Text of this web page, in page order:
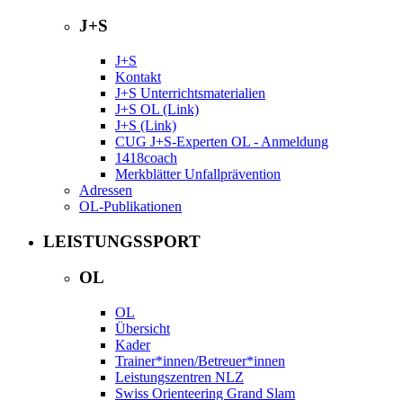
J+S
J+S
Kontakt
J+S Unterrichtsmaterialien
J+S OL (Link)
J+S (Link)
CUG J+S-Experten OL - Anmeldung
1418coach
Merkblätter Unfallprävention
Adressen
OL-Publikationen
LEISTUNGSSPORT
OL
OL
Übersicht
Kader
Trainer*innen/Betreuer*innen
Leistungszentren NLZ
Swiss Orienteering Grand Slam